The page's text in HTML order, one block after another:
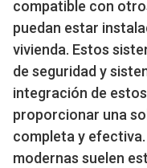
compatible con
puedan estar
vivienda. Estos
de seguridad y
integración de
proporcionar una
completa y
modernas suelen